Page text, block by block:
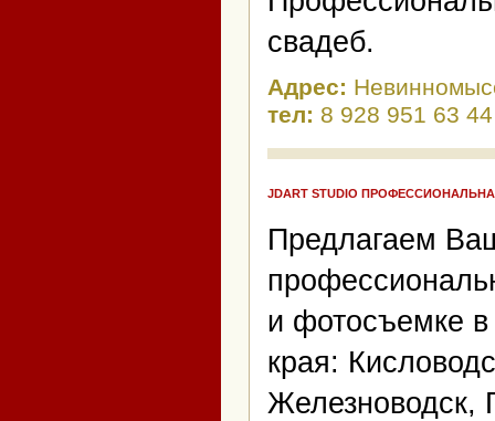
свадеб.
Адрес:
тел: 8 928 951 63 44
JDART STUDIO
Предлагаем
и фотосъемке
края:
Железноводск,